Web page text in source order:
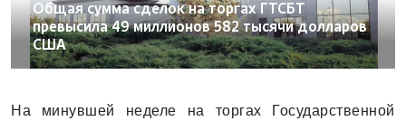
Общая сумма сделок на торгах ГТСБТ
превысила 49 миллионов 582 тысячи долларов
США
На минувшей неделе на торгах Государственной